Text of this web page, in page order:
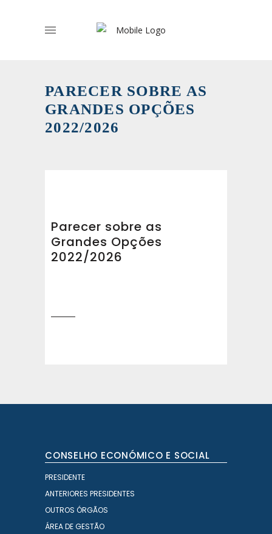
PARECER SOBRE AS
GRANDES OPÇÕES
2022/2026
Parecer sobre as
Grandes Opções
2022/2026
CONSELHO ECONÓMICO E SOCIAL
PRESIDENTE
ANTERIORES PRESIDENTES
OUTROS ÓRGÃOS
ÁREA DE GESTÃO